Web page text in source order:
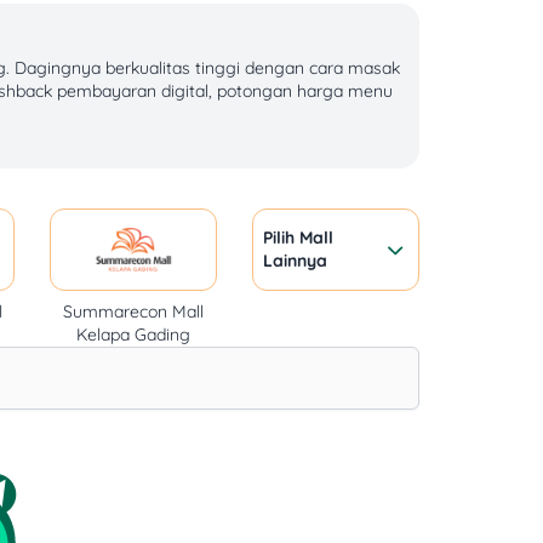
Dagingnya berkualitas tinggi dengan cara masak
pembayaran digital, potongan harga menu
sushi dengan ikan segar yang disajikan
BNI, dan CIMB Niaga. Manfaatkan promo
truffle, dan misuji bowl dijual mulai dari
Minuman seperti ocha dan soda tersedia
Summarecon Mall
Kelapa Gading
Pilih Mall
Lainnya